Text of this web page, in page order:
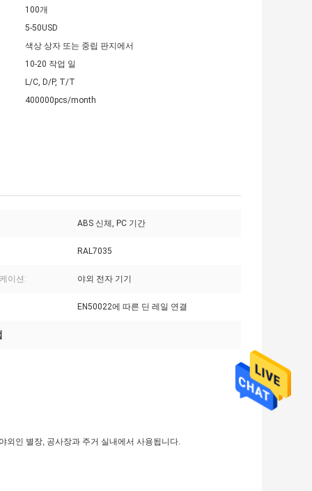
100개
5-50USD
색상 상자 또는 중립 판지에서
10-20 작업 일
L/C, D/P, T/T
400000pcs/month
ABS 신체, PC 기간
RAL7035
이션: 야외 전자 기기
EN50022에 따른 딘 레일 연결
외인 별장, 공사장과 주거 실내에서 사용됩니다.